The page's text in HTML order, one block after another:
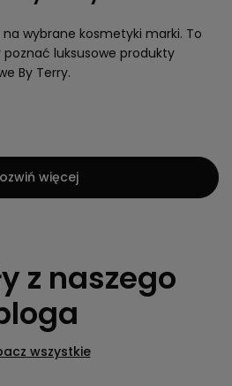
na wybrane kosmetyki marki. To
luksusowe produkty
By Terry.
więcej
z naszego
wszystkie